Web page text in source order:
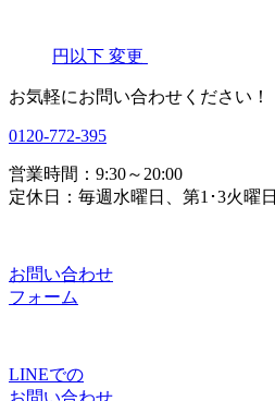
円以下 変更
お気軽にお問い合わせください！
0120-772-395
営業時間：9:30～20:00
定休日：毎週水曜日、第1･3火曜日
お問い合わせ
フォーム
LINEでの
お問い合わせ